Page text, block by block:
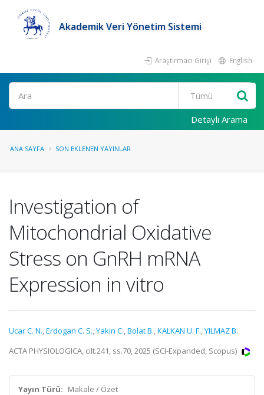
Akademik Veri Yönetim Sistemi
Araştırmacı Girişi English
Ara
Detaylı Arama
ANA SAYFA SON EKLENEN YAYINLAR
Investigation of
Mitochondrial Oxidative
Stress on GnRH mRNA
Expression in vitro
Ucar C. N.,Erdogan C. S.,Yakin C.,Bolat B.,KALKAN U. F.,YILMAZ B.
ACTA PHYSIOLOGICA, cilt.241, ss.70, 2025 (SCI-Expanded, Scopus)
Yayın Türü: Makale / Özet